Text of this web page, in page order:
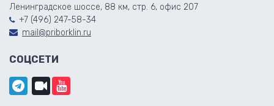
Ленинградское шоссе, 88 км, стр. 6, офис 207
+7 (496) 247-58-34
mail@priborklin.ru
СОЦСЕТИ